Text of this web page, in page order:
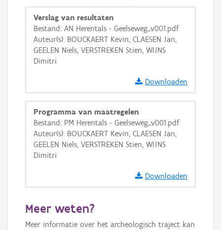
i
+ −
Basis Lagen
OSM-Basiskaart
Ortho
Verslag van resultaten
Bestand: AN Herentals - Geelseweg_v001.pdf
Auteur(s): BOUCKAERT Kevin, CLAESEN Jan,
GEELEN Niels, VERSTREKEN Stien, WIJNS
Dimitri
Downloaden
Programma van maatregelen
Bestand: PM Herentals - Geelseweg_v001.pdf
Auteur(s): BOUCKAERT Kevin, CLAESEN Jan,
GEELEN Niels, VERSTREKEN Stien, WIJNS
Dimitri
Downloaden
Meer weten?
Meer informatie over het archeologisch traject kan